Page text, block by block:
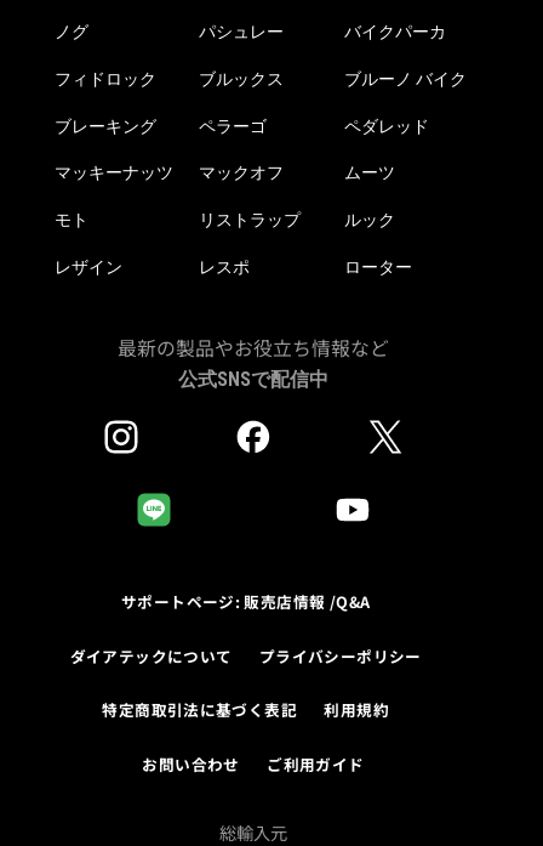
ノグ パシュレー バイクパーカ
フィドロック ブルックス ブルーノ バイク
ブレーキング ペラーゴ ペダレッド
マッキーナッツ マックオフ ムーツ
モト リストラップ ルック
レザイン レスポ ローター
最新の製品やお役立ち情報など
公式SNSで配信中
サポートページ: 販売店情報 /Q&A
ダイアテックについて プライバシーポリシー
特定商取引法に基づく表記 利用規約
お問い合わせ ご利用ガイド
総輸入元